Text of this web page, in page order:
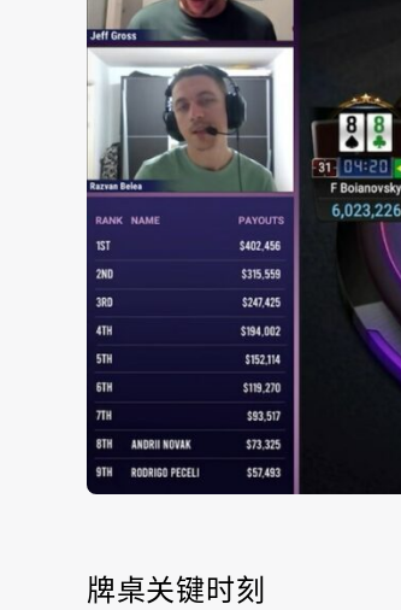
牌桌关键时刻